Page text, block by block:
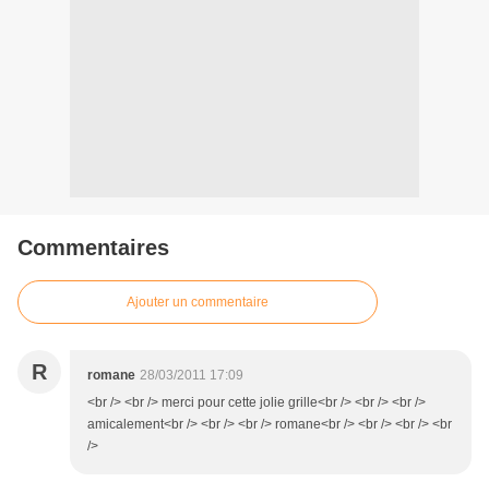
Commentaires
Ajouter un commentaire
R romane 28/03/2011 17:09
<br /> <br /> merci pour cette jolie grille<br /> <br /> <br />
amicalement<br /> <br /> <br /> romane<br /> <br /> <br /> <br
/>